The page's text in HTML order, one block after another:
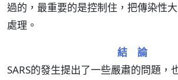
過的，最重要的是控制住，把傳染性
處理。
結 論
SARS的發生提出了一些嚴肅的問題，